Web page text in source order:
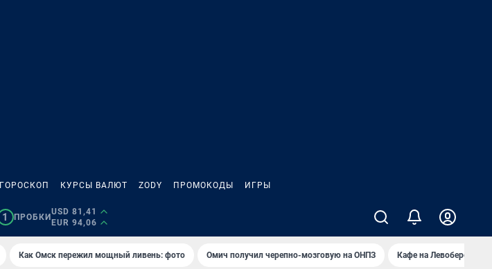
ГОРОСКОП КУРСЫ ВАЛЮТ ZODY ПРОМОКОДЫ ИГРЫ
1 ПРОБКИ
USD 81,41
EUR 94,06
Как Омск пережил мощный ливень: фото Омич получил черепно-мозговую на ОНПЗ Кафе на Левобережье